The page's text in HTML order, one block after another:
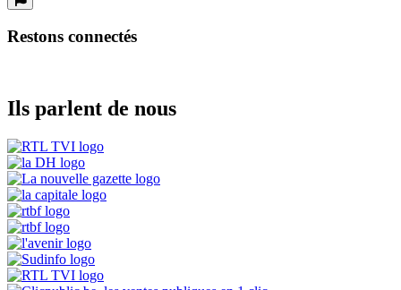
Restons connectés
Ils parlent de nous